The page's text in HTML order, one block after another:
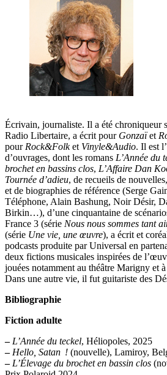
Écrivain, journaliste. Il a été chroniqueur
Radio Libertaire, a écrit pour Gonzaïet
pour Rock&Folket Vinyle&Audio. Il est
d’ouvrages, dont les romans L’Année du
brochet en bassins clos, L’Affaire Dan
Tournée d’adieu, de recueils de
et de biographies de référence (Serge
Téléphone, Alain Bashung, Noir Désir,
Birkin…), d’une cinquantaine de
France 3 (série Nous nous sommes tant
(série Une vie, une œuvre), a écrit et
podcasts produite par Universal en
deux fictions musicales inspirées de
jouées notamment au théâtre Marigny et
Dans une autre vie, il fut guitariste des
Bibliographie
Fiction adulte
– L’Année du teckel, Héliopoles, 2025
– Hello, Satan ! (nouvelle), Lamiroy,
– L’Élevage du brochet en bassin clos